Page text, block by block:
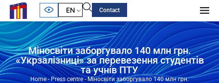
EN Contact
Міносвіти заборгувало 140 млн грн.
«Укрзалізниці» за перевезення студентів
та учнів ПТУ
Home-Press centre-Міносвіти заборгувало 140 млн грн.